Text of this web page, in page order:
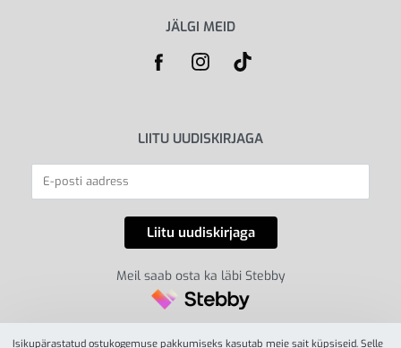
JÄLGI MEID
LIITU UUDISKIRJAGA
Meil saab osta ka läbi Stebby
Isikupärastatud ostukogemuse pakkumiseks kasutab meie sait küpsiseid. Selle